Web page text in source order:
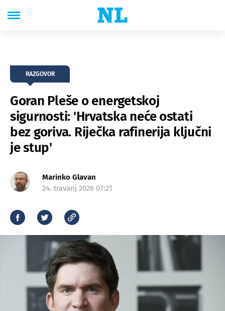
RAZGOVOR
Goran Pleše o energetskoj
sigurnosti: 'Hrvatska neće ostati
bez goriva. Riječka rafinerija ključni
je stup'
Marinko Glavan
24. travanj 2026 07:21